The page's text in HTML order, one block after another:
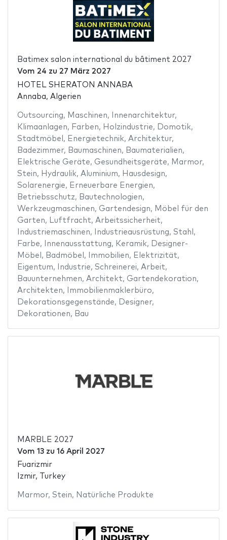
Batimex salon international du bâtiment 2027
Vom 24 zu 27 März 2027
HOTEL SHERATON ANNABA
Annaba, Algerien
Outsourcing, Maschinen, Innenarchitektur,
Klimaanlagen, Farben, Holzindustrie, Domotik,
Stadtmöbel , Energietechnik, Architektur,
Badezimmer, Baumaschinen, Baumaterialien,
Elektrische Geräte, Gesundheitsgeräte, Marmor,
Stein, Hydraulik, Aluminium, Hausdesign,
Solarenergie, Erneuerbare Energien,
Betriebsschutz, Bautechnologien,
Werkzeugmaschinen, Gartendesign, Möbel für den
Garten, Luftfracht, Arbeitssicherheit,
Industriemaschinen, Industrieausrüstung, Stahl ,
Farbe, Innenausstattung, Keramik,
Designer-
Möbel , Badmöbel , Immobilien, Elektrizität,
Eigentum, Industrie, Schreinerei, Arbeit,
Bauunternehmen, Architekt, Gartendekoration,
Architekten, Immobilienmaklerbüro,
Dekorationsgegenstände, Designer,
Dekorationen, Bau
MARBLE 2027
Vom 13zu 16 April 2027
Fuarizmir
Izmir, Turkey
Marmor, Stein, Natürliche Produkte